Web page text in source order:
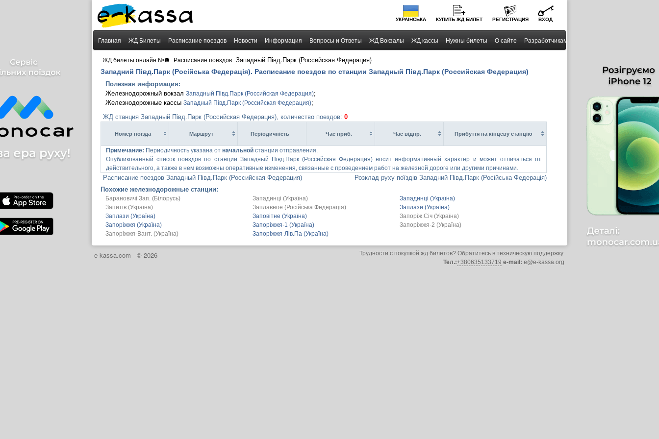
УКРАЇНСЬКА КУПИТЬ ЖД БИЛЕТ РЕГИСТРАЦИЯ ВХОД
Главная ЖД Билеты Расписание поездов Новости Информация Вопросы и Ответы ЖД Вокзалы ЖД кассы Нужны билеты О сайте Разработчикам
ЖД билеты онлайн №❶ Расписание поездов Западный Півд.Парк (Российская Федерация)
Западний Півд.Парк (Російська Федерація). Расписание поездов по станции Западный Півд.Парк (Российская Федерация)
Полезная информация:
Железнодорожный вокзал Западный Півд.Парк (Российская Федерация);
Железнодорожные кассы Западный Півд.Парк (Российская Федерация);
ЖД станция Западный Півд.Парк (Российская Федерация), количество поездов: 0
Номер поїзда Маршрут Перiодичнiсть Час приб. Час вiдпр. Прибуття на кінцеву станцію
Примечание: Периодичность указана от начальной станции отправления.
Опубликованный список поездов по станции Западный Півд.Парк (Российская Федерация) носит информативный характер и может отличаться от
действительного, а также в нем возможны оперативные изменения, связанные с проведением работ на железной дороге или другими причинами.
Расписание поездов Западный Півд.Парк (Российская Федерация)
Розклад руху поїздів Западний Півд.Парк (Російська Федерація)
Похожие железнодорожные станции:
Барановичі Зап. (Білорусь) Западинці (Україна)
Западинці (Україна)
Запитів (Україна)
Заплавное (Російська Федерація)
Заплази (Україна)
Заплази (Україна)
Заповітне (Україна)
Запоріж.Січ (Україна)
Запоріжжя (Україна)
Запоріжжя-1 (Україна)
Запоріжжя-2 (Україна)
Запоріжжя-Вант. (Україна)
Запоріжжя-Лів.Па (Україна)
e-kassa.com © 2026 Трудности с покупкой жд билетов? Обратитесь в техническую поддержку.
Тел.:+380635133719 e-mail: e@e-kassa.org